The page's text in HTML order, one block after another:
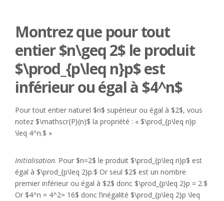
Montrez que pour tout
entier $n\geq 2$ le produit
$\prod_{p\leq n}p$ est
inférieur ou égal à $4^n$
Pour tout entier naturel $n$ supérieur ou égal à $2$, vous
notez $\mathscr{P}(n)$ la propriété : « $\prod_{p\leq n}p
\leq 4^n.$ »
Initialisation. Pour $n=2$ le produit $\prod_{p\leq n}p$ est
égal à $\prod_{p\leq 2}p.$ Or seul $2$ est un nombre
premier inférieur ou égal à $2$ donc $\prod_{p\leq 2}p = 2.$
Or $4^n = 4^2= 16$ donc l’inégalité $\prod_{p\leq 2}p \leq